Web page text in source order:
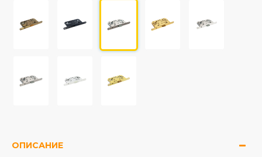
ОПИСАНИЕ